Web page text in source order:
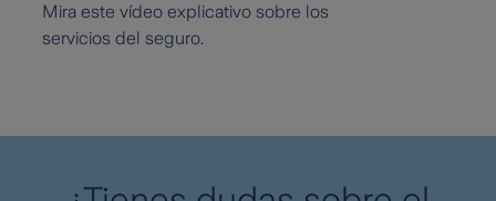
Mira este vídeo explicativo sobre los
servicios del seguro.